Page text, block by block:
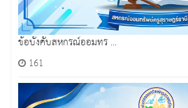
ข้อบังคับสหกรณ์ออมทร ...
161